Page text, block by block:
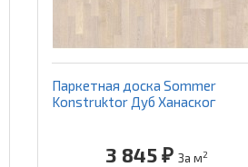
Паркетная доска Sommer
Konstruktor Дуб Ханаског
3 845 ₽ За м2